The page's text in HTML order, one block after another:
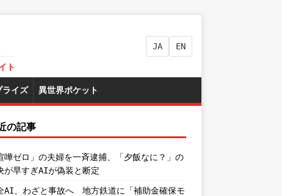
ト
JA EN
ライズ 異世界ポケット
の記事
嘩ゼロ」の夫婦を一斉逮捕、「夕飯なに？」の
が早すぎAIが偽装と断定
AI、わざと事故へ 地方鉄道に「補助金確保モ